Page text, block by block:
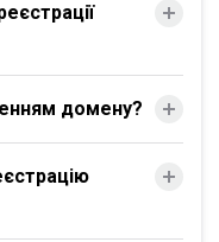
домену?